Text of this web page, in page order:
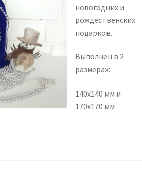
новогодних и
рождественских
подарков.
Выполнен в 2
размерах:
140х140 мм и
170х170 мм